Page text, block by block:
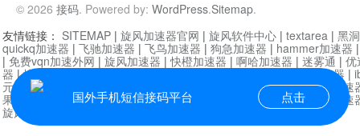
© 2026 接码. Powered by: WordPress.Sitemap.
国外手机短信接码平台 点击
友情链接： SITEMAP | 旋风加速器官网 | 旋风软件中心 | textarea | 黑
quickq加速器 | 飞驰加速器 | 飞鸟加速器 | 狗急加速器 | hammer加速器
| 免费vqn加速外网 | 旋风加速器 |快橙加速器 | 啊哈加速器 | 迷雾通 | 优
器 |快柠檬加速器 anycast加速器 |
元机场加速器
|白石山|小牛加速
果加速器
黑洞加速|银河加速器|猎豹加速器 海鸥加速器|
芒果加速
旋风加速器度器